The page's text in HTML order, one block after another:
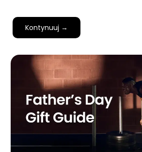
Kontynuuj →